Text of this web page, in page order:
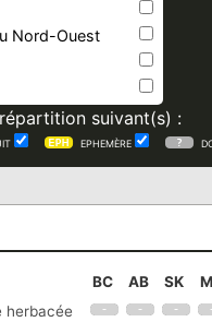
Nord-Ouest
suivant(s) :
EPHEMÈRE
BC AB SK
herbacée